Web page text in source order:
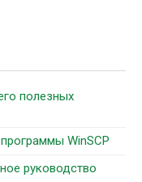
полезных
WinSCP
руководство